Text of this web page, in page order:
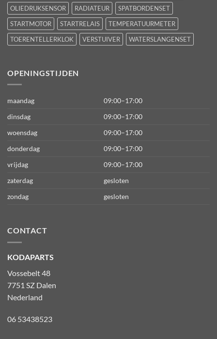
OLIEDRUKSENSOR
RADIATEUR
SPATBORDENSET
STARTMOTOR
STARTRELAIS
TEMPERATUURMETER
TOERENTELLERKLOK
VERSTUIVER WATERSLANGENSET
OPENINGSTIJDEN
maandag
09:00–17:00
dinsdag
09:00–17:00
woensdag
09:00–17:00
donderdag
09:00–17:00
vrijdag
09:00–17:00
zaterdag
gesloten
zondag
gesloten
CONTACT
KODAPARTS
Vossebelt 48
7751 SZ Dalen
Nederland
06 53438523